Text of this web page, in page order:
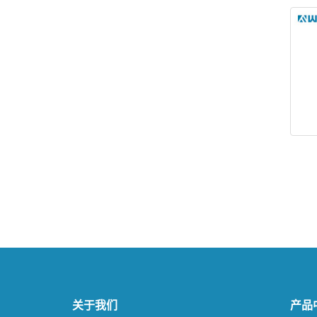
关于我们 产品